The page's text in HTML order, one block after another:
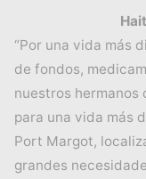
“Por una vida más
de fondos,
nuestros hermanos
para una vida más
Port Margot,
grandes